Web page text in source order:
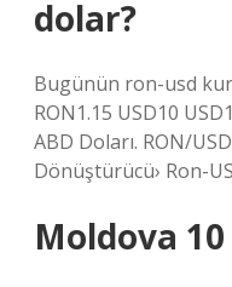
dolar?
Bugünün ron-usd
RON1.15 USD10
ABD Doları. RON/
Dönüştürücü› Ron-
Moldova